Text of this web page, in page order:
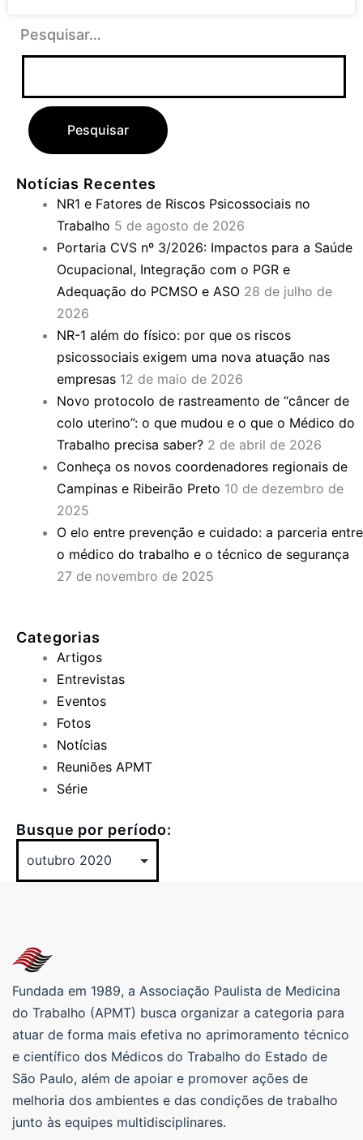
Pesquisar…
Notícias Recentes
NR1 e Fatores de Riscos Psicossociais no
Trabalho 5 de agosto de 2026
Portaria CVS nº 3/2026: Impactos para a Saúde
Ocupacional, Integração com o PGR e
Adequação do PCMSO e ASO 28 de julho de
2026
NR-1 além do físico: por que os riscos
psicossociais exigem uma nova atuação nas
empresas 12 de maio de 2026
Novo protocolo de rastreamento de “câncer de
colo uterino”: o que mudou e o que o Médico do
Trabalho precisa saber? 2 de abril de 2026
Conheça os novos coordenadores regionais de
Campinas e Ribeirão Preto 10 de dezembro de
2025
O elo entre prevenção e cuidado: a parceria entre
o médico do trabalho e o técnico de segurança
27 de novembro de 2025
Categorias
Artigos
Entrevistas
Eventos
Fotos
Notícias
Reuniões APMT
Série
Busque por período:
Fundada em 1989, a Associação Paulista de Medicina
do Trabalho (APMT) busca organizar a categoria para
atuar de forma mais efetiva no aprimoramento técnico
e científico dos Médicos do Trabalho do Estado de
São Paulo, além de apoiar e promover ações de
melhoria dos ambientes e das condições de trabalho
junto às equipes multidisciplinares.